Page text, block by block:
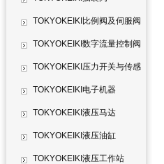
TOKYOKEIKI比例阀及伺服阀
TOKYOKEIKI数字流量控制阀
TOKYOKEIKI压力开关与传感
器 TOKYOKEIKI电子机器
TOKYOKEIKI液压马达
TOKYOKEIKI液压油缸
TOKYOKEIKI液压工作站